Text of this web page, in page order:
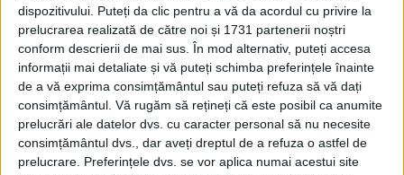
dispozitivului. Puteți da clic pentru a vă da acordul cu privire la
prelucrarea realizată de către noi și 1731 partenerii noștri
conform descrierii de mai sus. În mod alternativ, puteți accesa
informații mai detaliate și vă puteți schimba preferințele înainte
de a vă exprima consimțământul sau puteți refuza să vă dați
consimțământul. Vă rugăm să rețineți că este posibil ca anumite
prelucrări ale datelor dvs. cu caracter personal să nu necesite
consimțământul dvs., dar aveți dreptul de a refuza o astfel de
prelucrare. Preferințele dvs. se vor aplica numai acestui site
ARTICOLE ONLINE
Marina americană a declarat că au fost găsite „urme” de
combustibil pentru avioane în apa portavionului USS
Nimitz
Marina americană a recunoscut recent că apa pe care
echipajul portavionului USS Nimitz o folosește în...